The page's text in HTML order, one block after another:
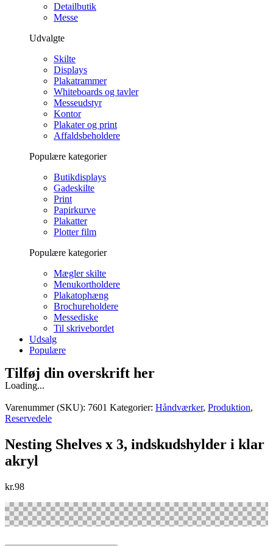
Detailbutik
Messe
Udvalgte
Skilte
Displays
Plakatrammer
Whiteboards og tavler
Messeudstyr
Kontor
Plakater og print
Affaldsbeholdere
Populære kategorier
Butikdisplays
Gadeskilte
Print
Papirkurve
Plakatter
Plotter film
Populære kategorier
Mægler skilte
Menukortholdere
Plakatophæng
Brochureholdere
Messediske
Til skrivebordet
Udsalg
Populære
Tilføj din overskrift her
Loading...
Varenummer (SKU): 7601 Kategorier: Håndværker, Produktion,
Reservedele
Nesting Shelves x 3, indskudshylder i klar
akryl
kr.98